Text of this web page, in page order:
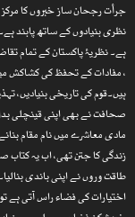
جرأت رجحان ساز خبروں کا
نظری بنیادوں کے ساتھ پابند
ہے۔ نظریۂ پاکستان کے تمام
، مفادات کے تحفظ کی کشاکش
ہیں۔قوم کی تاریخی بنیادیں،
صحافت نے بھی اپنی قینچلی
مادی معاشرے میں نام مقام
زندگی کا جتن تھی، اب یہ
طاقت وروں نے اپنی باندی
اختیارات کی فضاء راس آتی ہے